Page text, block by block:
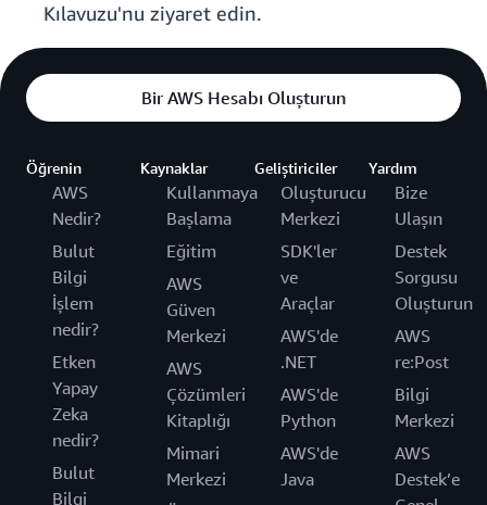
Kılavuzu'nu ziyaret edin.
Bir AWS Hesabı Oluşturun
Öğrenin
AWS
Nedir?
Bulut
Bilgi
İşlem
nedir?
Etken
Yapay
Zeka
nedir?
Bulut
Bilgi
Kaynaklar
Kullanmaya
Başlama
Eğitim
AWS
Güven
Merkezi
AWS
Çözümleri
Kitaplığı
Mimari
Merkezi
Geliştiriciler
Oluşturucu
Merkezi
SDK'ler
ve
Araçlar
AWS'de
.NET
AWS'de
Python
AWS'de
Java
Yardım
Bize
Ulaşın
Destek
Sorgusu
Oluşturun
AWS
re:Post
Bilgi
Merkezi
AWS
Destek’e